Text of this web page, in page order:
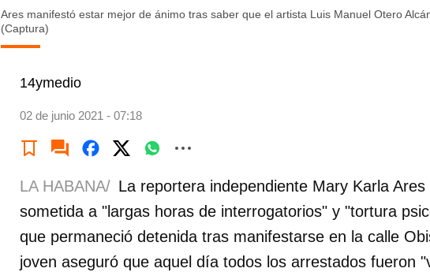
Ares manifestó estar mejor de ánimo tras saber que el artista Luis Manuel Otero
(Captura)
14ymedio
02 de junio 2021 - 07:18
LA HABANA/ La reportera independiente Mary Karla
sometida a "largas horas de interrogatorios" y "tortura
que permaneció detenida tras manifestarse en la calle
joven aseguró que aquel día todos los arrestados fueron